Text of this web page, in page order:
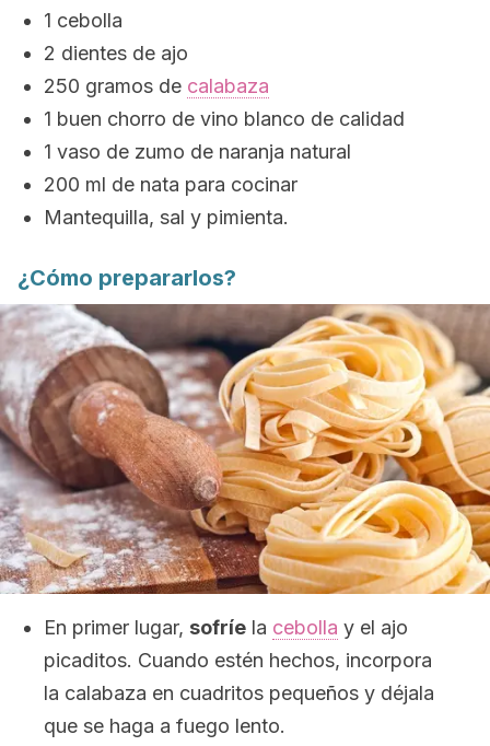
1 cebolla
2 dientes de ajo
250 gramos de calabaza
1 buen chorro de vino blanco de calidad
1 vaso de zumo de naranja natural
200 ml de nata para cocinar
Mantequilla, sal y pimienta.
¿Cómo prepararlos?
En primer lugar, sofríe la cebolla y el ajo
picaditos. Cuando estén hechos, incorpora
la calabaza en cuadritos pequeños y déjala
que se haga a fuego lento.